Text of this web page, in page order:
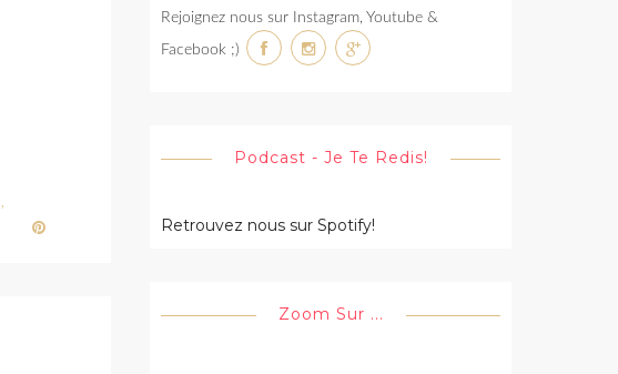
,
Rejoignez nous sur Instagram, Youtube &
Facebook ;)
Podcast - Je Te Redis!
Retrouvez nous sur Spotify!
Zoom Sur ...